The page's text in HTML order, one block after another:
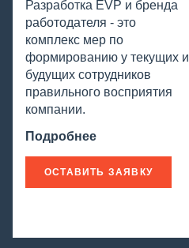
Разработка EVP и бренда
работодателя - это
комплекс мер по
формированию у текущих и
будущих сотрудников
правильного восприятия
компании.
Подробнее
ОСТАВИТЬ ЗАЯВКУ